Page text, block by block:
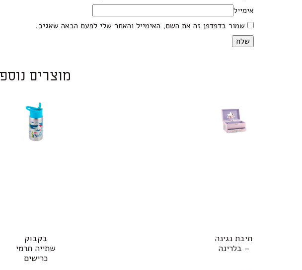
אימייל
שמור בדפדפן זה את השם, האימייל והאתר שלי לפעם הבאה שאגיב.
מוצרים
תיבת נגינה
– בלרינה
בקבוק
שתייה תרמי
כרישים